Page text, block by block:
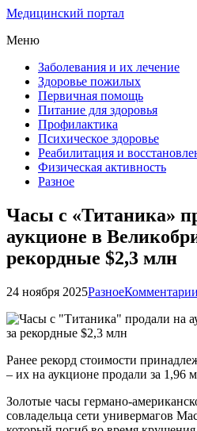
Медицинский портал
Меню
Заболевания и их лечение
Здоровье пожилых
Первичная помощь
Питание для здоровья
Профилактика
Психическое здоровье
Реабилитация и
Физическая активность
Разное
Часы с «Титаника»
аукционе в
рекордные $2,3 млн
24 ноября 2025Разное
Ранее рекорд стоимости
– их на аукционе продали за 1,96
Золотые часы германо-
совладельца сети универмагов